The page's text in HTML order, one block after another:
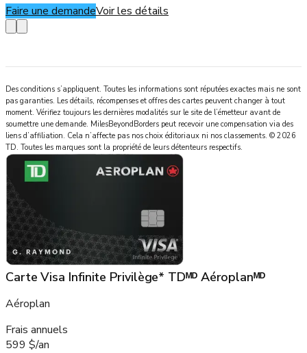
Faire une demandeVoir les détails
Des conditions s’appliquent. Toutes les informations sont réputées exactes mais ne sont
pas garanties. Les détails, récompenses et offres des cartes peuvent changer à tout
moment. Vérifiez toujours les dernières modalités sur le site de l’émetteur avant de
soumettre une demande. MilesBeyondBorders peut recevoir une compensation via des
liens d’affiliation. Cela n’affecte pas nos choix éditoriaux ni nos classements. © 2026
TD. Toutes les marques sont la propriété de leurs détenteurs respectifs.
Carte Visa Infinite Privilège* TDᴹᴰ Aéroplanᴹᴰ
Aéroplan
Frais annuels
599 $/an